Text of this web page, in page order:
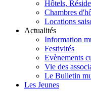
Hôtels,
Chambres
Locations
Actualités
Information
Festivités
Evènements
Vie des
Le Bulletin
Les Jeunes